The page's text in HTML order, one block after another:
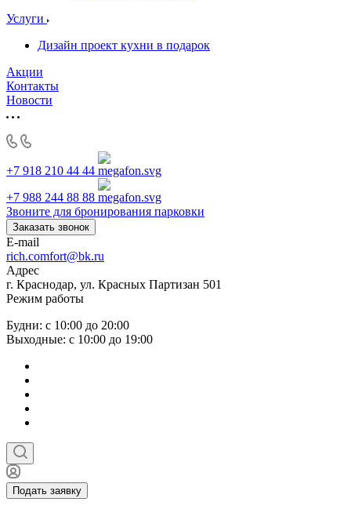
Услуги
Дизайн проект кухни в подарок
Акции
Контакты
Новости
+7 918 210 44 44
+7 988 244 88 88
Звоните для бронирования парковки
Заказать звонок
E-mail
rich.comfort@bk.ru
Адрес
г. Краснодар, ул. Красных Партизан 501
Режим работы
Будни: с 10:00 до 20:00
Выходные: с 10:00 до 19:00
Подать заявку